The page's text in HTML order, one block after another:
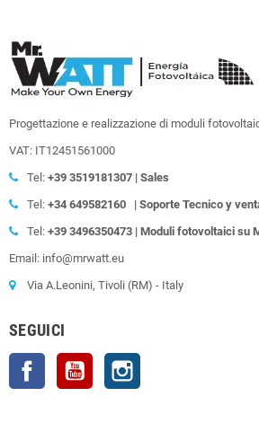
Progettazione e realizzazione di moduli
VAT: IT12451561000
Tel: +39 3519181307 | Sales
Tel: +34 649582160 | Soporte Tecnico y
Tel: +39 3496350473 | Moduli fotovoltaici su
Email: info@mrwatt.eu
Via A.Leonini, Tivoli (RM) - Italy
SEGUICI
Facebook YouTube